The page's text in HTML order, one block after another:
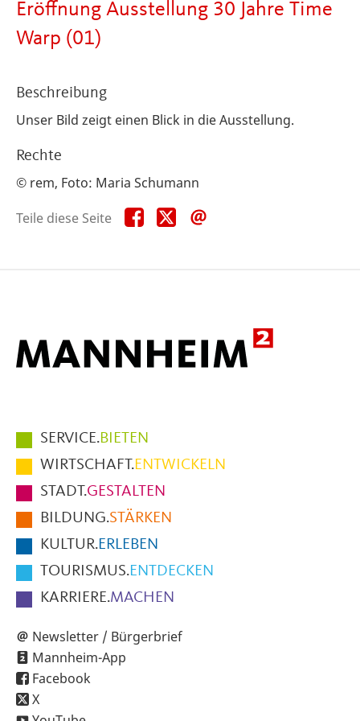
Eröffnung Ausstellung 30 Jahre Time
Warp (01)
Beschreibung
Unser Bild zeigt einen Blick in die Ausstellung.
Rechte
© rem, Foto: Maria Schumann
Teile diese Seite
Teile
diese
Teile
diese
Hauptmenüpunkte
im
Fußbereich
der
Seite
SERVICE.BIETEN
WIRTSCHAFT.ENTWICKELN
STADT.GESTALTEN
BILDUNG.STÄRKEN
KULTUR.ERLEBEN
TOURISMUS.ENTDECKEN
KARRIERE.MACHEN
Newsletter / Bürgerbrief
Mannheim-App
Facebook
X